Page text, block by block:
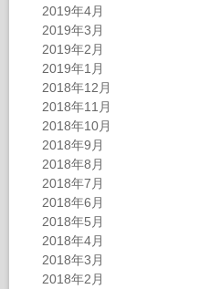
2019年4月
2019年3月
2019年2月
2019年1月
2018年12月
2018年11月
2018年10月
2018年9月
2018年8月
2018年7月
2018年6月
2018年5月
2018年4月
2018年3月
2018年2月